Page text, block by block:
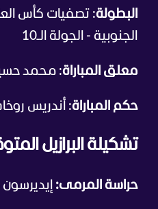
البطولة
الجنوبية - الجولة الـ10
معلق المباراة: محمد
حكم المباراة: أندريس
تشكيلة البرازيل
حراسة المرمى: